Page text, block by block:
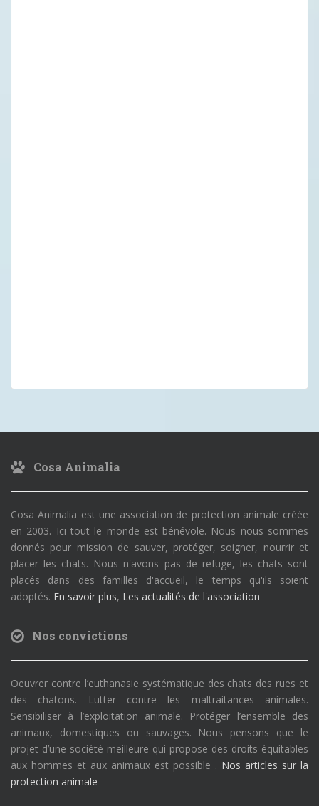
Cosa Animalia
Cosa Animalia est une association de protection animale créée
en 2003. Ici tout le monde est bénévole. Nous nous sommes
donnés pour mission de sauver, protéger, soigner, nourrir et
placer les chats. Nous n'avons pas de refuge, les chats sont
placés dans des familles d'accueil, le temps qu'ils soient
adoptés. En savoir plus, Les actualités de l'association
Nos convictions
Oeuvrer contre l’euthanasie systématique des chats des rues et
des chatons. Lutter contre les maltraitances animales.
Sensibiliser à l’exploitation animale. Protéger l’ensemble des
animaux, domestiques ou sauvages. Nous pensons que le
projet d’une société meilleure qui propose des droits équitables
aux hommes et aux animaux est possible . Nos articles sur la
protection animale